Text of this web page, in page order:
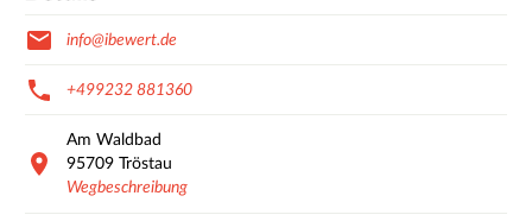
info@ibewert.de
+499232 881360
Am Waldbad
95709 Tröstau
Wegbeschreibung